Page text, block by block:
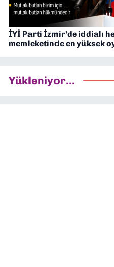
İYİ Parti İzmir’de iddialı
memleketinde en yüksek
Yükleniyor...